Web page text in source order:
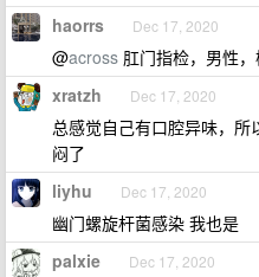
haorrs Dec 17, 2020
@across 肛门指检，男性
xratzh Dec 17, 2020
总感觉自己有口腔异味，
闷了
liyhu Dec 17, 2020
幽门螺旋杆菌感染 我也是
palxie Dec 17, 2020